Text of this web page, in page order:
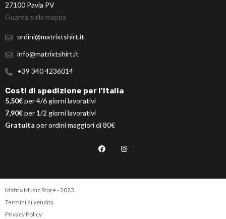
27100 Pavia PV
Guarda sulla mappa
ordini@matrixtshirt.it
info@matrixtshirt.it
+39 340 4236014
Costi di spedizione per l'Italia
5,50€per 4/6 giorni lavorativi
7,90€per 1/2 giorni lavorativi
Gratuita per ordini maggiori di 80€
Matrix Music Store - 2023
Termini di vendita
Privacy Policy